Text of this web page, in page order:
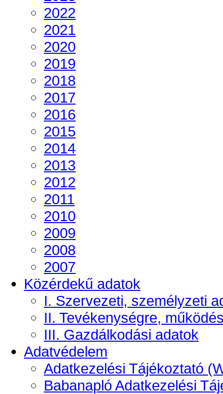
2022
2021
2020
2019
2018
2017
2016
2015
2014
2013
2012
2011
2010
2009
2008
2007
Közérdekű adatok
I. Szervezeti, személyzeti
II. Tevékenységre,
III. Gazdálkodási adatok
Adatvédelem
Adatkezelési Tájékoztató
Babanapló Adatkezelési